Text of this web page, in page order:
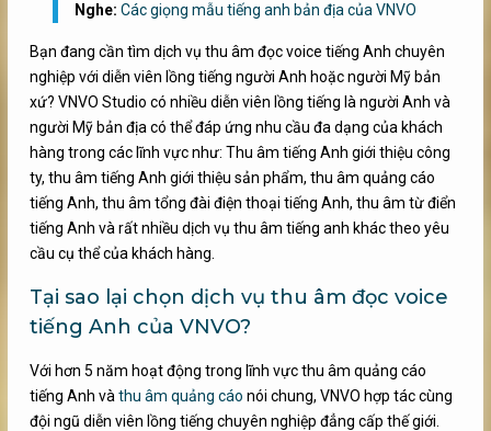
Nghe: Các giọng mẫu tiếng anh bản địa của VNVO
Bạn đang cần tìm dịch vụ thu âm đọc voice tiếng Anh chuyên
nghiệp với diễn viên lồng tiếng người Anh hoặc người Mỹ bản
xứ? VNVO Studio có nhiều diễn viên lồng tiếng là người Anh và
người Mỹ bản địa có thể đáp ứng nhu cầu đa dạng của khách
hàng trong các lĩnh vực như: Thu âm tiếng Anh giới thiệu công
ty, thu âm tiếng Anh giới thiệu sản phẩm, thu âm quảng cáo
tiếng Anh, thu âm tổng đài điện thoại tiếng Anh, thu âm từ điển
tiếng Anh và rất nhiều dịch vụ thu âm tiếng anh khác theo yêu
cầu cụ thể của khách hàng.
Tại sao lại chọn dịch vụ thu âm đọc voice
tiếng Anh của VNVO?
Với hơn 5 năm hoạt động trong lĩnh vực thu âm quảng cáo
tiếng Anh và thu âm quảng cáo nói chung, VNVO hợp tác cùng
đội ngũ diễn viên lồng tiếng chuyên nghiệp đẳng cấp thế giới.